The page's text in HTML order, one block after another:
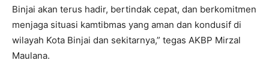
Binjai akan terus hadir, bertindak cepat, dan berkomitmen
menjaga situasi kamtibmas yang aman dan kondusif di
wilayah Kota Binjai dan sekitarnya,” tegas AKBP Mirzal
Maulana.